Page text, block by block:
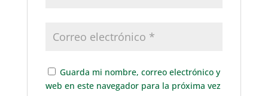
Guarda mi nombre, correo electrónico y
web en este navegador para la próxima vez